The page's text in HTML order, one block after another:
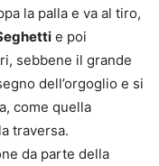
la palla e va al tiro,
e poi
sebbene il grande
dell’orgoglio e si
come quella
traversa.
da parte della